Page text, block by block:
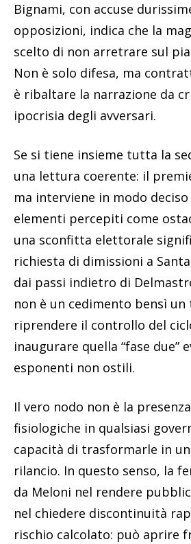
Bignami, con accuse
opposizioni, indica che la
scelto di non arretrare sul
Non è solo difesa, ma
è ribaltare la narrazione da
ipocrisia degli avversari.
Se si tiene insieme tutta la
una lettura coerente: il
ma interviene in modo
elementi percepiti come
una sconfitta elettorale
richiesta di dimissioni a
dai passi indietro di
non è un cedimento bensì
riprendere il controllo del
inaugurare quella “fase due”
esponenti non ostili.
Il vero nodo non è la
fisiologiche in qualsiasi
capacità di trasformarle in
rilancio. In questo senso, la
da Meloni nel rendere
nel chiedere discontinuità
rischio calcolato: può aprire